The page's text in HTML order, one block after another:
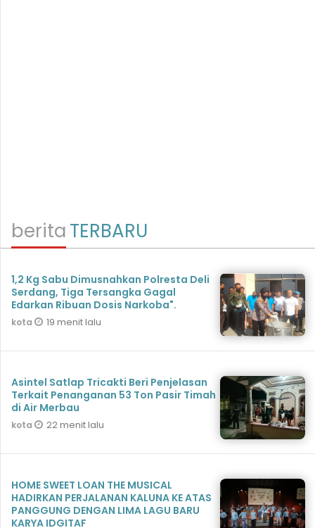
beritaTERBARU
1,2 Kg Sabu Dimusnahkan Polresta Deli
Serdang, Tiga Tersangka Gagal
Edarkan Ribuan Dosis Narkoba".
kota 19 menit lalu
Asintel Satlap Tricakti Beri Penjelasan
Terkait Penanganan 53 Ton Pasir Timah
di Air Merbau
kota 22 menit lalu
HOME SWEET LOAN THE MUSICAL
HADIRKAN PERJALANAN KALUNA KE ATAS
PANGGUNG DENGAN LIMA LAGU BARU
KARYA IDGITAF